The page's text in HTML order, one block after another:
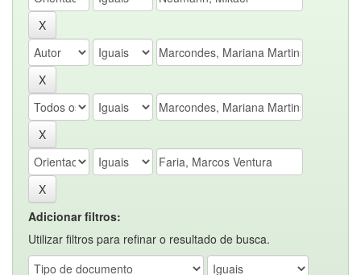
Adicionar filtros:
Utilizar filtros para refinar o resultado de busca.